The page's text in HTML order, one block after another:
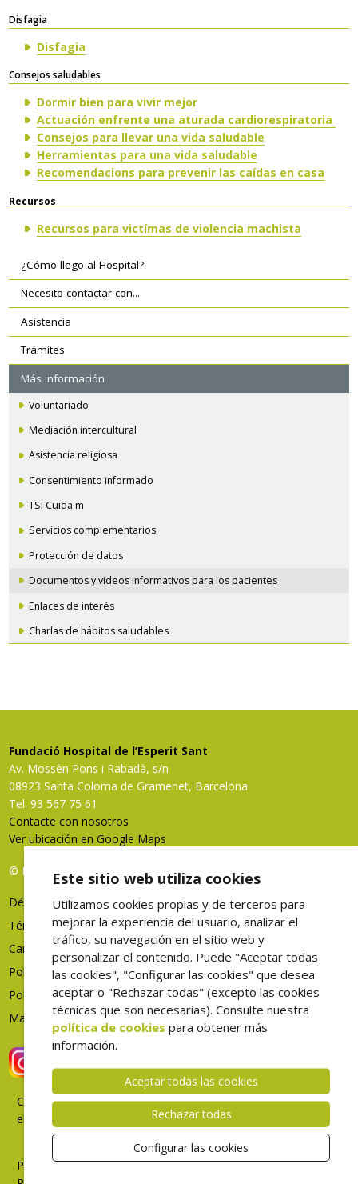
​Disfagia
Disfagia
Consejos saludables
Dormir bien para vivir mejor
Actuación enfrente una aturada cardiorespiratoria
Consejos para llevar una vida saludable
Herramientas para una vida saludable
Recomendacions para prevenir las caídas en casa
Recursos
Recursos para victímas de violencia machista
secundaria
¿Cómo llego al Hospital?
Necesito contactar con...
Asistencia
Trámites
Más información
Voluntariado
Mediación intercultural
Asistencia religiosa
Consentimiento informado
TSI Cuida'm
Servicios complementarios
Protección de datos
Documentos y videos informativos para los pacientes
Enlaces de interés
Charlas de hábitos saludables
Fundació Hospital de l’Esperit Sant
Av. Mossèn Pons i Rabadà, s/n
08923 Santa Coloma de Gramenet, Barcelona
Tel: 93 567 75 61
Contacte con nosotros
Ver ubicación en Google Maps
© FHES, todos los derechos reservados
Déjenos su opinión
Términos de uso
Canal denuncias
Política de privacidad
Política de cookies
Mapa web
Correo
electrónico
Portal
Este sitio web utiliza cookies
Utilizamos cookies propias y de terceros para
mejorar la experiencia del usuario, analizar el
tráfico, su navegación en el sitio web y
personalizar el contenido. Puede "Aceptar todas
las cookies", "Configurar las cookies" que desea
aceptar o "Rechazar todas" (excepto las cookies
técnicas que son necesarias). Consulte nuestra
política de cookies para obtener más
información.
Aceptar todas las cookies
Rechazar todas
Configurar las cookies